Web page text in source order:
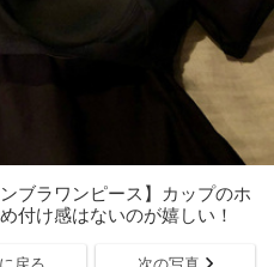
ブラワンピース】カップのホ
付け感はないのが嬉しい！
戻る 次の写真